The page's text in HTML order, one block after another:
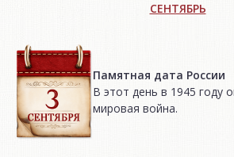
СЕНТЯБРЬ
Памятная дата России
В этот день в 1945 году
мировая война.